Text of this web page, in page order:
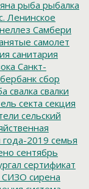
рыба рыбалка
Ленинское
Самбери
самолет
санитария
Санкт-
сбор
свалка свалки
секта секция
сельский
2019 семья
сентябрь
сертификат
СИЗО сирена